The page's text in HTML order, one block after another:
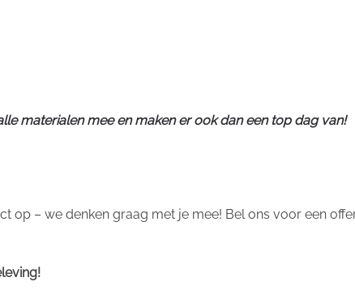
materialen mee en maken er ook dan een top dag van!
op – we denken graag met je mee! Bel ons voor een